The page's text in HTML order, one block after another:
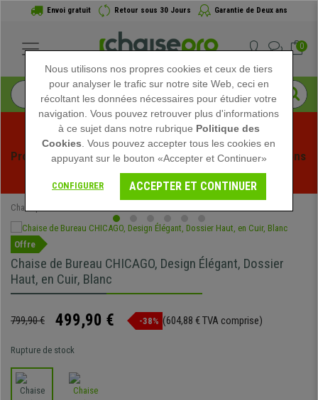
Envoi gratuit Retour sous 30 Jours Garantie de Deux ans
0
Profitez des soldes d'été chez Chaisepro ! Des réductions
exclusives pour une durée limitée - Voir l'offre
Chaisepro
Offre
Chaise de Bureau CHICAGO, Design Élégant, Dossier
Haut, en Cuir, Blanc
799,90 € 499,90 € -38% (604,88 € TVA comprise)
Rupture de stock
Nous utilisons nos propres cookies et ceux de tiers
pour analyser le trafic sur notre site Web, ceci en
récoltant les données nécessaires pour étudier votre
navigation. Vous pouvez retrouver plus d'informations
à ce sujet dans notre rubrique Politique des
Cookies . Vous pouvez accepter tous les cookies en
appuyant sur le bouton «Accepter et Continuer»
CONFIGURER ACCEPTER ET CONTINUER